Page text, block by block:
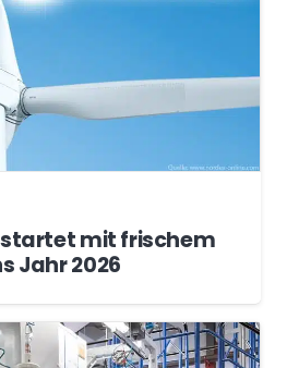
startet mit frischem
Jahr 2026